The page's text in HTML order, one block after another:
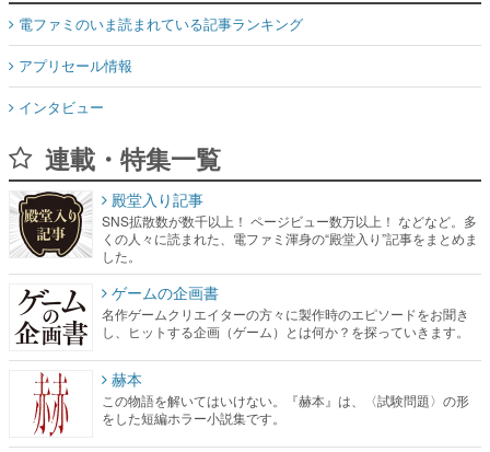
電ファミのいま読まれている記事ランキング
アプリセール情報
インタビュー
連載・特集一覧
殿堂入り記事
SNS拡散数が数千以上！ ページビュー数万以上！ などなど。多
くの人々に読まれた、電ファミ渾身の“殿堂入り”記事をまとめま
した。
ゲームの企画書
名作ゲームクリエイターの方々に製作時のエピソードをお聞き
し、ヒットする企画（ゲーム）とは何か？を探っていきます。
赫本
この物語を解いてはいけない。『赫本』は、〈試験問題〉の形
をした短編ホラー小説集です。